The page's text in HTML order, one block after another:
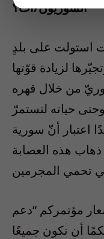
السوريّون/ات؟
استولت على بلدٍ
لزيادة قوّتها
من خلال قهره
حياته لتستمرّ
اعتبار أنّ سورية
هذه العصابة
مؤتمركم “دعم
أن نكون جميعًا